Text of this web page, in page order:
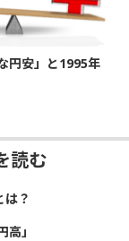
円安」と1995年
読む
は？
」